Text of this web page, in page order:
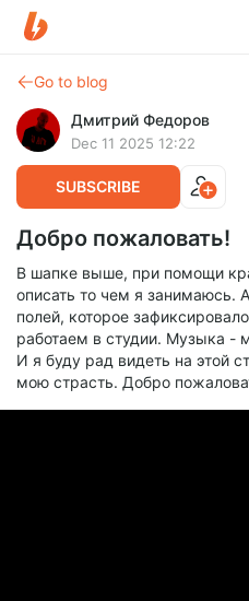
Go to blog
Дмитрий Федоров
Dec 11 2025 12:22
SUBSCRIBE
Добро пожаловать!
В шапке выше, при помощи
описать то чем я занимаюсь.
полей, которое
работаем в студии. Музыка -
И я буду рад видеть на этой
мою страсть. Добро